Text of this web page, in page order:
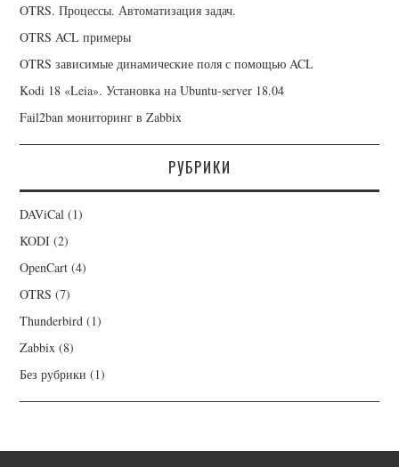
OTRS. Процессы. Автоматизация задач.
OTRS ACL примеры
OTRS зависимые динамические поля с помощью ACL
Kodi 18 «Leia». Установка на Ubuntu-server 18.04
Fail2ban мониторинг в Zabbix
РУБРИКИ
DAViCal (1)
KODI (2)
OpenCart (4)
OTRS (7)
Thunderbird (1)
Zabbix (8)
Без рубрики (1)